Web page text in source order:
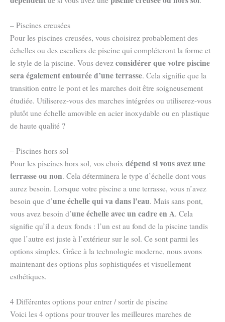
– Piscines creusées
Pour les piscines creusées, vous choisirez probablement des
échelles ou des escaliers de piscine qui compléteront la forme et
le style de la piscine. Vous devez considérer que votre piscine
sera également entourée d’une terrasse. Cela signifie que la
transition entre le pont et les marches doit être soigneusement
étudiée. Utiliserez-vous des marches intégrées ou utiliserez-vous
plutôt une échelle amovible en acier inoxydable ou en plastique
de haute qualité ?
– Piscines hors sol
Pour les piscines hors sol, vos choix dépend si vous avez une
terrasse ou non. Cela déterminera le type d’échelle dont vous
aurez besoin. Lorsque votre piscine a une terrasse, vous n’avez
besoin que d’une échelle qui va dans l’eau. Mais sans pont,
vous avez besoin d’une échelle avec un cadre en A. Cela
signifie qu’il a deux fonds : l’un est au fond de la piscine tandis
que l’autre est juste à l’extérieur sur le sol. Ce sont parmi les
options simples. Grâce à la technologie moderne, nous avons
maintenant des options plus sophistiquées et visuellement
esthétiques.
4 Différentes options pour entrer / sortir de piscine
Voici les 4 options pour trouver les meilleures marches de